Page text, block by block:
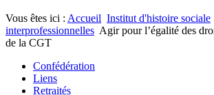
Vous êtes ici : Accueil Institut d'histoire sociale
interprofessionnelles Agir pour l’égalité des
de la CGT
Confédération
Liens
Retraités